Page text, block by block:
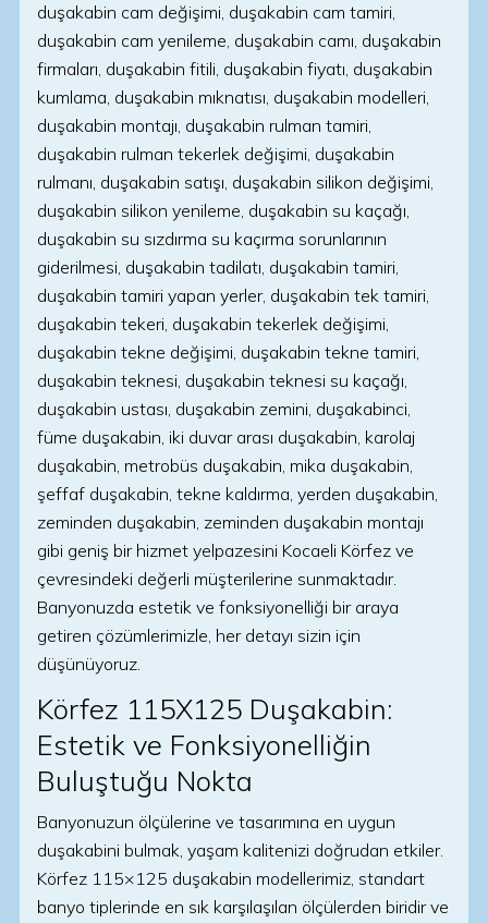
duşakabin cam değişimi, duşakabin cam tamiri,
duşakabin cam yenileme, duşakabin camı, duşakabin
firmaları, duşakabin fitili, duşakabin fiyatı, duşakabin
kumlama, duşakabin mıknatısı, duşakabin modelleri,
duşakabin montajı, duşakabin rulman tamiri,
duşakabin rulman tekerlek değişimi, duşakabin
rulmanı, duşakabin satışı, duşakabin silikon değişimi,
duşakabin silikon yenileme, duşakabin su kaçağı,
duşakabin su sızdırma su kaçırma sorunlarının
giderilmesi, duşakabin tadilatı, duşakabin tamiri,
duşakabin tamiri yapan yerler, duşakabin tek tamiri,
duşakabin tekeri, duşakabin tekerlek değişimi,
duşakabin tekne değişimi, duşakabin tekne tamiri,
duşakabin teknesi, duşakabin teknesi su kaçağı,
duşakabin ustası, duşakabin zemini, duşakabinci,
füme duşakabin, iki duvar arası duşakabin, karolaj
duşakabin, metrobüs duşakabin, mika duşakabin,
şeffaf duşakabin, tekne kaldırma, yerden duşakabin,
zeminden duşakabin, zeminden duşakabin montajı
gibi geniş bir hizmet yelpazesini Kocaeli Körfez ve
çevresindeki değerli müşterilerine sunmaktadır.
Banyonuzda estetik ve fonksiyonelliği bir araya
getiren çözümlerimizle, her detayı sizin için
düşünüyoruz.
Körfez 115X125 Duşakabin:
Estetik ve Fonksiyonelliğin
Buluştuğu Nokta
Banyonuzun ölçülerine ve tasarımına en uygun
duşakabini bulmak, yaşam kalitenizi doğrudan etkiler.
Körfez 115×125 duşakabin modellerimiz, standart
banyo tiplerinde en sık karşılaşılan ölçülerden biridir ve